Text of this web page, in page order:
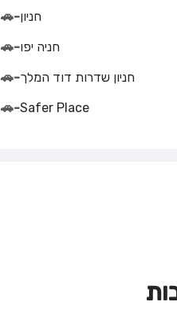
חניון-
🚗
חניה יפו-
🚗
חניון שדרות דוד המלך-
🚗
Safer Place
-
🚗